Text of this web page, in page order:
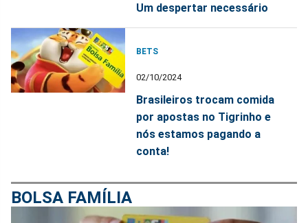
Um despertar necessário
BETS
02/10/2024
Brasileiros trocam comida
por apostas no Tigrinho e
nós estamos pagando a
conta!
BOLSA FAMÍLIA